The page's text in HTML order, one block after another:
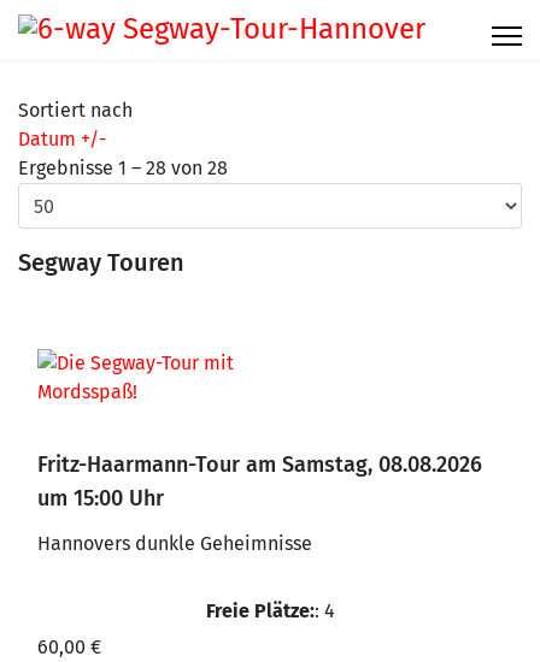
Sortiert nach
Datum +/-
Ergebnisse 1 – 28 von 28
Segway Touren
Fritz-Haarmann-Tour am Samstag, 08.08.2026
um 15:00 Uhr
Hannovers dunkle Geheimnisse
Freie Plätze:: 4
60,00 €